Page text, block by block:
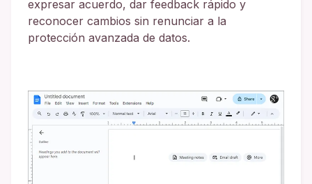
expresar acuerdo, dar feedback rápido y
reconocer cambios sin renunciar a la
protección avanzada de datos.